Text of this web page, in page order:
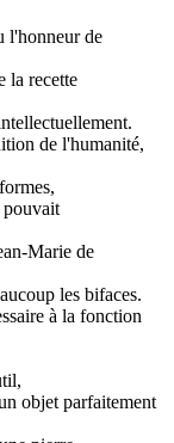
l'honneur de
la recette
de l'humanité,
pouvait
Marie de
les bifaces.
à la fonction
objet parfaitement